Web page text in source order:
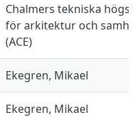
Chalmers tekniska
för arkitektur och
(ACE)
Ekegren, Mikael
Ekegren, Mikael